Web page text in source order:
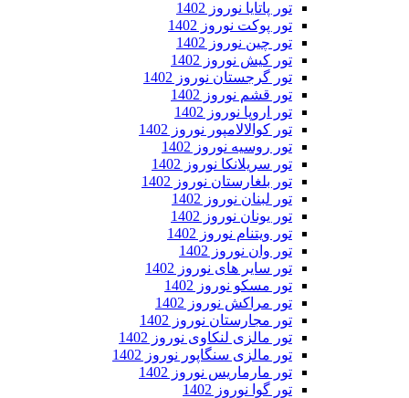
تور پاتایا نوروز 1402
تور پوکت نوروز 1402
تور چین نوروز 1402
تور کیش نوروز 1402
تور گرجستان نوروز 1402
تور قشم نوروز 1402
تور اروپا نوروز 1402
تور کوالالامپور نوروز 1402
تور روسیه نوروز 1402
تور سریلانکا نوروز 1402
تور بلغارستان نوروز 1402
تور لبنان نوروز 1402
تور یونان نوروز 1402
تور ویتنام نوروز 1402
تور وان نوروز 1402
تور سایر های نوروز 1402
تور مسکو نوروز 1402
تور مراکش نوروز 1402
تور مجارستان نوروز 1402
تور مالزی لنکاوی نوروز 1402
تور مالزی سنگاپور نوروز 1402
تور مارماریس نوروز 1402
تور گوا نوروز 1402